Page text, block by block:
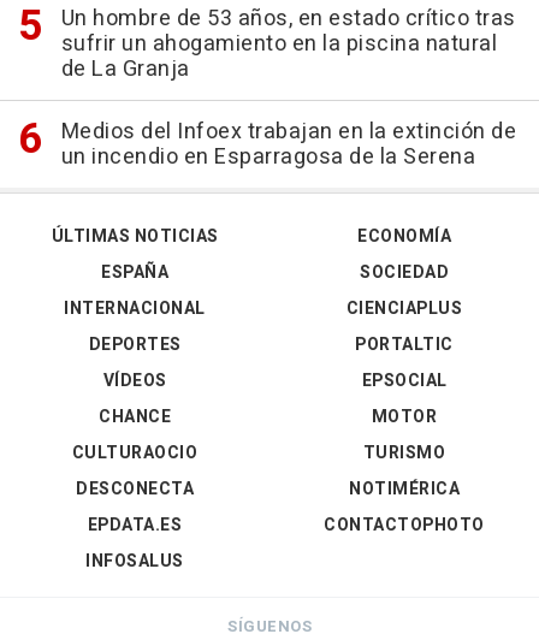
Un hombre de 53 años, en estado crítico tras
sufrir un ahogamiento en la piscina natural
de La Granja
Medios del Infoex trabajan en la extinción de
un incendio en Esparragosa de la Serena
ÚLTIMAS NOTICIAS
ESPAÑA
INTERNACIONAL
DEPORTES
VÍDEOS
ECONOMÍA
SOCIEDAD
CIENCIAPLUS
PORTALTIC
EPSOCIAL
CHANCE
CULTURAOCIO
DESCONECTA
EPDATA.ES
INFOSALUS
MOTOR
TURISMO
NOTIMÉRICA
CONTACTOPHOTO
SÍGUENOS